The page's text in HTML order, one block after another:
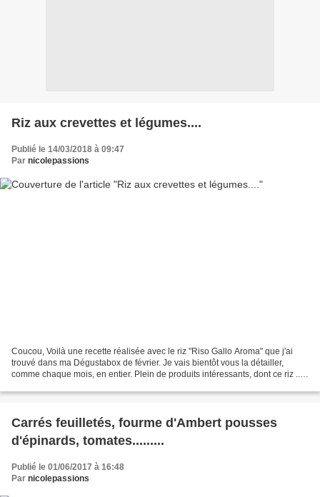
Riz aux crevettes et légumes....
Publié le 14/03/2018 à 09:47
Par nicolepassions
Coucou, Voilà une recette réalisée avec le riz "Riso Gallo Aroma" que j'ai
trouvé dans ma Dégustabox de février. Je vais bientôt vous la détailler,
comme chaque mois, en entier. Plein de produits intéressants, dont ce riz ....
Carrés feuilletés, fourme d'Ambert pousses
d'épinards, tomates.........
Publié le 01/06/2017 à 16:48
Par nicolepassions